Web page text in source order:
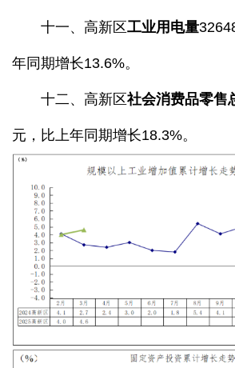
十一、高新区工业用电量
年同期增长13.6%。
十二、高新区社会消费品零售
元，比上年同期增长18.3%。